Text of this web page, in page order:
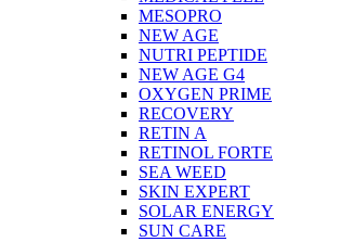
MESOPRO
NEW AGE
NUTRI PEPTIDE
NEW AGE G4
OXYGEN PRIME
RECOVERY
RETIN A
RETINOL FORTE
SEA WEED
SKIN EXPERT
SOLAR ENERGY
SUN CARE